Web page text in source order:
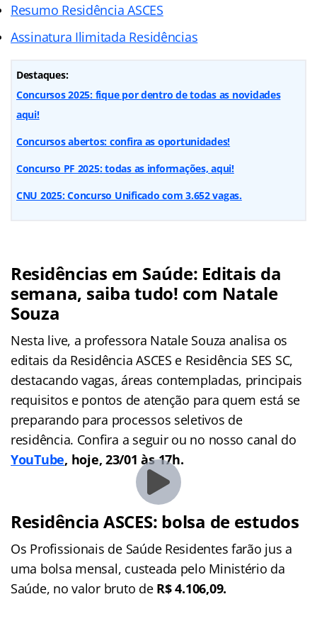
Resumo Residência ASCES
Assinatura Ilimitada Residências
Destaques:
Concursos 2025: fique por dentro de todas as novidades
aqui!
Concursos abertos: confira as oportunidades!
Concurso PF 2025: todas as informações, aqui!
CNU 2025: Concurso Unificado com 3.652 vagas.
Residências em Saúde: Editais da
semana, saiba tudo! com Natale
Souza
Nesta live, a professora Natale Souza analisa os
editais da Residência ASCES e Residência SES SC,
destacando vagas, áreas contempladas, principais
requisitos e pontos de atenção para quem está se
preparando para processos seletivos de
residência. Confira a seguir ou no nosso canal do
YouTube, hoje, 23/01 às 17h.
Residência ASCES: bolsa de estudos
Os Profissionais de Saúde Residentes farão jus a
uma bolsa mensal, custeada pelo Ministério da
Saúde, no valor bruto de R$ 4.106,09.